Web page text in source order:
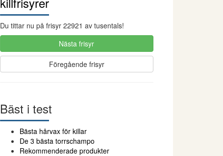
Du tittar nu på frisyr 22921 av tusentals!
Nästa frisyr
Föregående frisyr
Bäst i test
Bästa hårvax för killar
De 3 bästa torrschampo
Rekommenderade produkter